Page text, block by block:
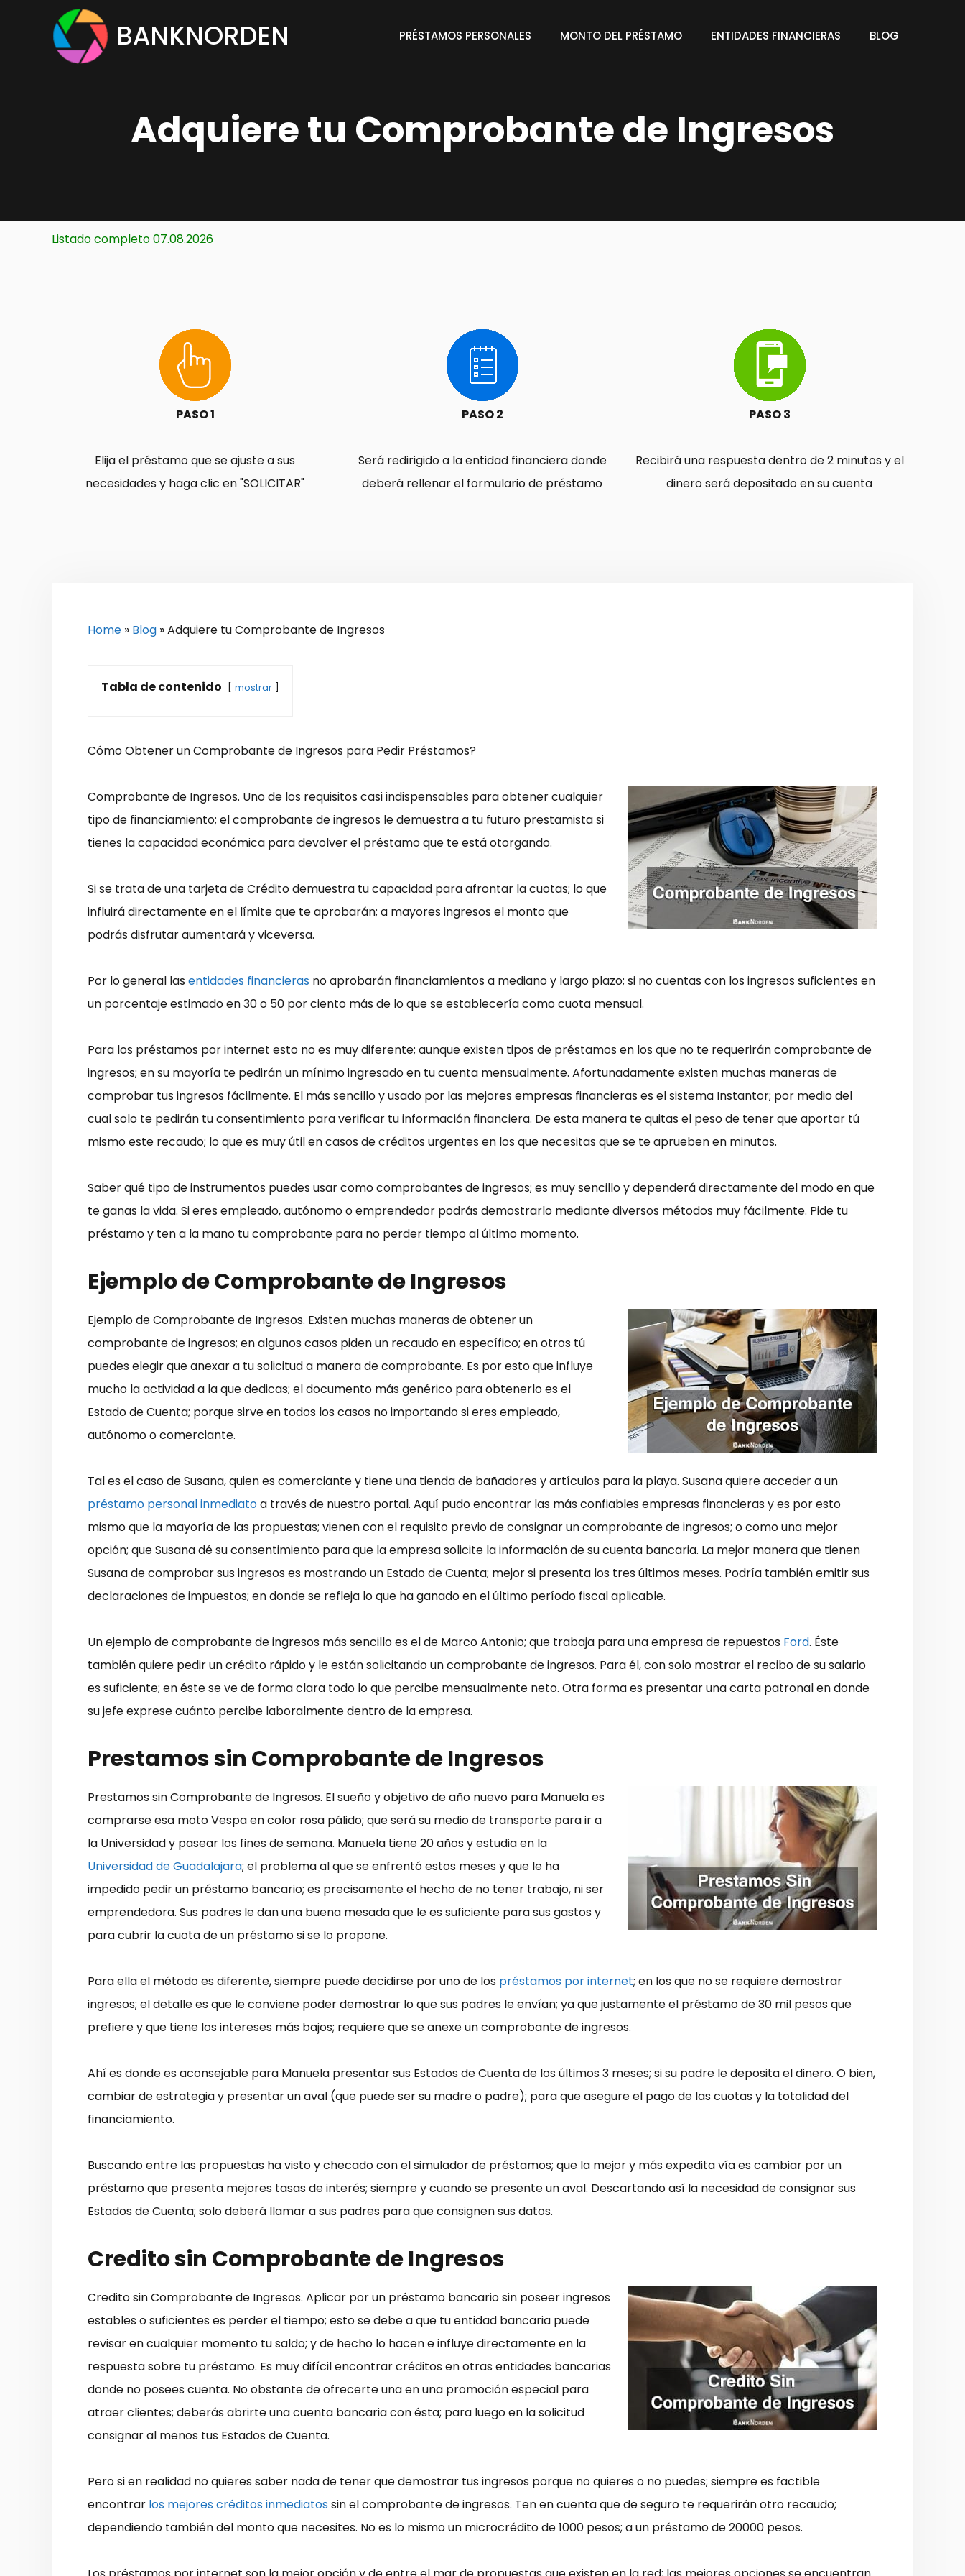
BANKNORDEN PRÉSTAMOS PERSONALES MONTO DEL PRÉSTAMO ENTIDADES FINANCIERAS BLOG
Adquiere tu Comprobante de Ingresos
Listado completo 07.08.2026
PASO 1
Elija el préstamo que se ajuste a sus
necesidades y haga clic en "SOLICITAR"
PASO 2
Será redirigido a la entidad financiera donde
deberá rellenar el formulario de préstamo
PASO 3
Recibirá una respuesta dentro de 2 minutos y el
dinero será depositado en su cuenta
Home » Blog »Adquiere tu Comprobante de Ingresos
Tabla de contenido mostrar
Cómo Obtener un Comprobante de Ingresos para Pedir Préstamos?
Comprobante de Ingresos. Uno de los requisitos casi indispensables para obtener cualquier
tipo de financiamiento; el comprobante de ingresos le demuestra a tu futuro prestamista si
tienes la capacidad económica para devolver el préstamo que te está otorgando.
Si se trata de una tarjeta de Crédito demuestra tu capacidad para afrontar la cuotas; lo que
influirá directamente en el límite que te aprobarán; a mayores ingresos el monto que
podrás disfrutar aumentará y viceversa.
Por lo general lasentidades financieras no aprobarán financiamientos a mediano y largo plazo; si no cuentas con los ingresos suficientes en
un porcentaje estimado en 30 o 50 por ciento más de lo que se establecería como cuota mensual.
Para los préstamos por internet esto no es muy diferente; aunque existen tipos de préstamos en los que no te requerirán comprobante de
ingresos; en su mayoría te pedirán un mínimo ingresado en tu cuenta mensualmente. Afortunadamente existen muchas maneras de
comprobar tus ingresos fácilmente. El más sencillo y usado por las mejores empresas financieras es el sistema Instantor; por medio del
cual solo te pedirán tu consentimiento para verificar tu información financiera. De esta manera te quitas el peso de tener que aportar tú
mismo este recaudo; lo que es muy útil en casos de créditos urgentes en los que necesitas que se te aprueben en minutos.
Saber qué tipo de instrumentos puedes usar como comprobantes de ingresos; es muy sencillo y dependerá directamente del modo en que
te ganas la vida. Si eres empleado, autónomo o emprendedor podrás demostrarlo mediante diversos métodos muy fácilmente. Pide tu
préstamo y ten a la mano tu comprobante para no perder tiempo al último momento.
Ejemplo de Comprobante de Ingresos
Ejemplo de Comprobante de Ingresos. Existen muchas maneras de obtener un
comprobante de ingresos; en algunos casos piden un recaudo en específico; en otros tú
puedes elegir que anexar a tu solicitud a manera de comprobante. Es por esto que influye
mucho la actividad a la que dedicas; el documento más genérico para obtenerlo es el
Estado de Cuenta; porque sirve en todos los casos no importando si eres empleado,
autónomo o comerciante.
Tal es el caso de Susana, quien es comerciante y tiene una tienda de bañadores y artículos para la playa. Susana quiere acceder a un
préstamo personal inmediatoa través de nuestro portal. Aquí pudo encontrar las más confiables empresas financieras y es por esto
mismo que la mayoría de las propuestas; vienen con el requisito previo de consignar un comprobante de ingresos; o como una mejor
opción; que Susana dé su consentimiento para que la empresa solicite la información de su cuenta bancaria. La mejor manera que tienen
Susana de comprobar sus ingresos es mostrando un Estado de Cuenta; mejor si presenta los tres últimos meses. Podría también emitir sus
declaraciones de impuestos; en donde se refleja lo que ha ganado en el último período fiscal aplicable.
Un ejemplo de comprobante de ingresos más sencillo es el de Marco Antonio; que trabaja para una empresa de repuestos Ford. Éste
también quiere pedir un crédito rápido y le están solicitando un comprobante de ingresos. Para él, con solo mostrar el recibo de su salario
es suficiente; en éste se ve de forma clara todo lo que percibe mensualmente neto. Otra forma es presentar una carta patronal en donde
su jefe exprese cuánto percibe laboralmente dentro de la empresa.
Prestamos sin Comprobante de Ingresos
Prestamos sin Comprobante de Ingresos. El sueño y objetivo de año nuevo para Manuela es
comprarse esa moto Vespa en color rosa pálido; que será su medio de transporte para ir a
la Universidad y pasear los fines de semana. Manuela tiene 20 años y estudia en la
Universidad de Guadalajara; el problema al que se enfrentó estos meses y que le ha
impedido pedir un préstamo bancario; es precisamente el hecho de no tener trabajo, ni ser
emprendedora. Sus padres le dan una buena mesada que le es suficiente para sus gastos y
para cubrir la cuota de un préstamo si se lo propone.
Para ella el método es diferente, siempre puede decidirse por uno de los préstamos por internet; en los que no se requiere demostrar
ingresos; el detalle es que le conviene poder demostrar lo que sus padres le envían; ya que justamente el préstamo de 30 mil pesos que
prefiere y que tiene los intereses más bajos; requiere que se anexe un comprobante de ingresos.
Ahí es donde es aconsejable para Manuela presentar sus Estados de Cuenta de los últimos 3 meses; si su padre le deposita el dinero. O bien,
cambiar de estrategia y presentar un aval (que puede ser su madre o padre); para que asegure el pago de las cuotas y la totalidad del
financiamiento.
Buscando entre las propuestas ha visto y checado con el simulador de préstamos; que la mejor y más expedita vía es cambiar por un
préstamo que presenta mejores tasas de interés; siempre y cuando se presente un aval. Descartando así la necesidad de consignar sus
Estados de Cuenta; solo deberá llamar a sus padres para que consignen sus datos.
Credito sin Comprobante de Ingresos
Credito sin Comprobante de Ingresos. Aplicar por un préstamo bancario sin poseer ingresos
estables o suficientes es perder el tiempo; esto se debe a que tu entidad bancaria puede
revisar en cualquier momento tu saldo; y de hecho lo hacen e influye directamente en la
respuesta sobre tu préstamo. Es muy difícil encontrar créditos en otras entidades bancarias
donde no posees cuenta. No obstante de ofrecerte una en una promoción especial para
atraer clientes; deberás abrirte una cuenta bancaria con ésta; para luego en la solicitud
consignar al menos tus Estados de Cuenta.
Pero si en realidad no quieres saber nada de tener que demostrar tus ingresos porque no quieres o no puedes; siempre es factible
encontrar los mejores créditos inmediatos sin el comprobante de ingresos. Ten en cuenta que de seguro te requerirán otro recaudo;
dependiendo también del monto que necesites. No es lo mismo un microcrédito de 1000 pesos; a un préstamo de 20000 pesos.